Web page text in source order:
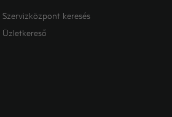
Szervizközpont keresés
Üzletkereső